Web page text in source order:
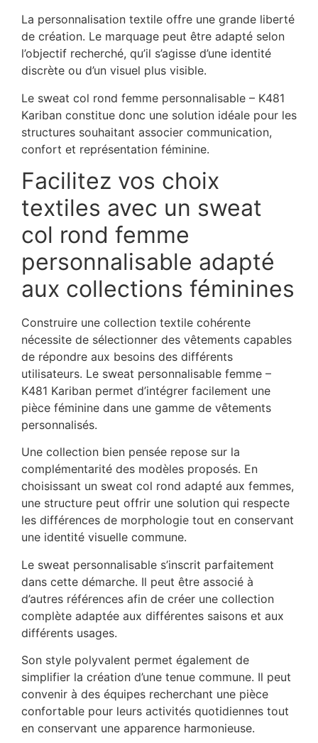
La personnalisation textile offre une grande liberté
de création. Le marquage peut être adapté selon
l’objectif recherché, qu’il s’agisse d’une identité
discrète ou d’un visuel plus visible.
Le sweat col rond femme personnalisable – K481
Kariban constitue donc une solution idéale pour les
structures souhaitant associer communication,
confort et représentation féminine.
Facilitez vos choix
textiles avec un sweat
col rond femme
personnalisable adapté
aux collections féminines
Construire une collection textile cohérente
nécessite de sélectionner des vêtements capables
de répondre aux besoins des différents
utilisateurs. Le sweat personnalisable femme –
K481 Kariban permet d’intégrer facilement une
pièce féminine dans une gamme de vêtements
personnalisés.
Une collection bien pensée repose sur la
complémentarité des modèles proposés. En
choisissant un sweat col rond adapté aux femmes,
une structure peut offrir une solution qui respecte
les différences de morphologie tout en conservant
une identité visuelle commune.
Le sweat personnalisable s’inscrit parfaitement
dans cette démarche. Il peut être associé à
d’autres références afin de créer une collection
complète adaptée aux différentes saisons et aux
différents usages.
Son style polyvalent permet également de
simplifier la création d’une tenue commune. Il peut
convenir à des équipes recherchant une pièce
confortable pour leurs activités quotidiennes tout
en conservant une apparence harmonieuse.